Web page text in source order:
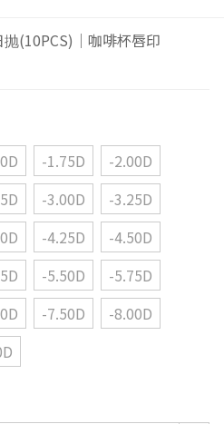
(10PCS)｜咖啡杯唇印
-1.75D
-2.00D
-3.00D
-3.25D
-4.25D
-4.50D
-5.50D
-5.75D
-7.50D
-8.00D